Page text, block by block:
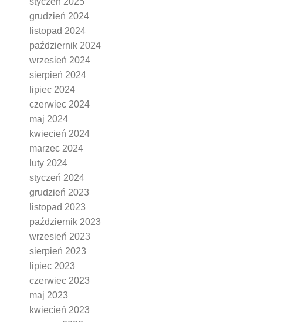
grudzień 2024
listopad 2024
październik 2024
wrzesień 2024
sierpień 2024
lipiec 2024
czerwiec 2024
maj 2024
kwiecień 2024
marzec 2024
luty 2024
styczeń 2024
grudzień 2023
listopad 2023
październik 2023
wrzesień 2023
sierpień 2023
lipiec 2023
czerwiec 2023
maj 2023
kwiecień 2023